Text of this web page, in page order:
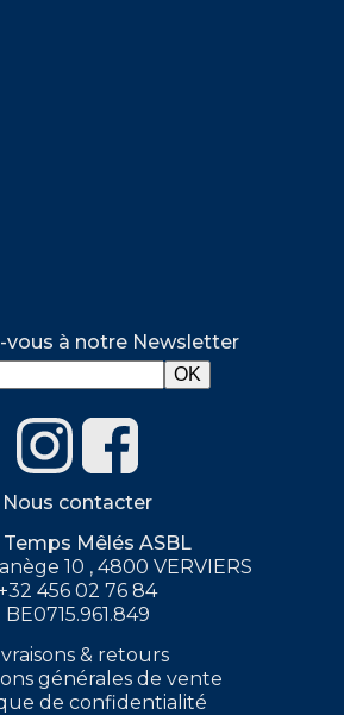
vous à notre Newsletter
Nous contacter
Temps Mêlés ASBL
10 , 4800 VERVIERS
456 02 76 84
BE0715.961.849
& retours
générales de vente
de confidentialité